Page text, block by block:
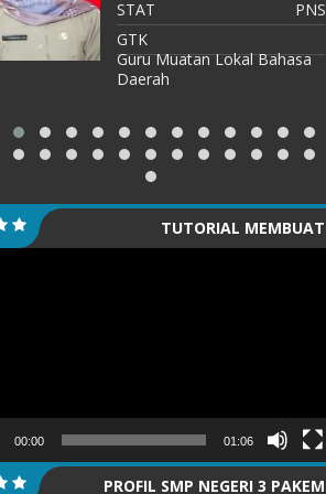
STAT
Guru Honor
GTK
Guru Pendidikan Agama
Katolik dan Budi Pekerti
TUTORIAL MEMBUAT
00:00 01:06
PROFIL SMP NEGERI 3 PAKEM